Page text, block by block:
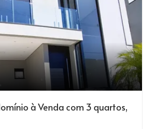
à Venda com 3 quartos,